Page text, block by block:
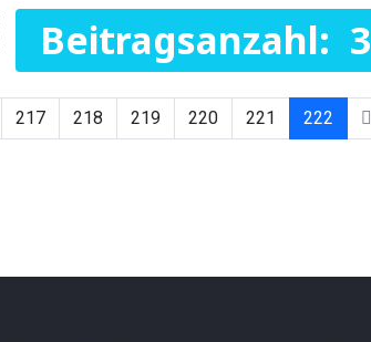
Beitragsanzahl: 3
217 218 219 220 221 222